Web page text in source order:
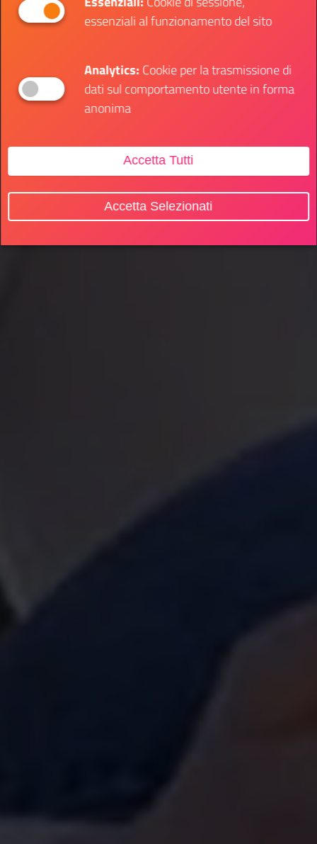
essenziali al funzionamento del sito
Analytics:Cookie per la trasmissione di
dati sul comportamento utente in forma
anonima
Accetta Tutti
Accetta Selezionati